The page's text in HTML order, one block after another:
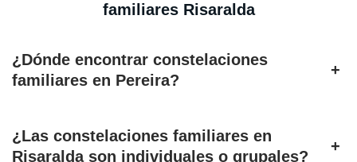
familiares Risaralda
¿Dónde encontrar constelaciones
familiares en Pereira?
+
¿Las constelaciones familiares en
Risaralda son individuales o grupales?
+